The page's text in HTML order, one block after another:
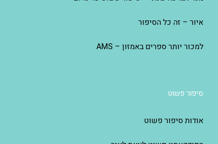
סיפור פשוט
אודות סיפור פשוט
איור – זה כל הסיפור
למכור יותר ספרים באמזון – AMS